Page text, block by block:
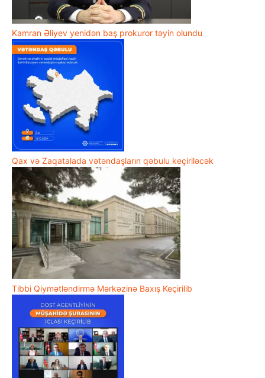
Kamran Əliyev yenidən baş prokuror təyin olundu
Qax və Zaqatalada vətəndaşların qəbulu keçiriləcək
Tibbi Qiymətləndirmə Mərkəzinə Baxış Keçirilib